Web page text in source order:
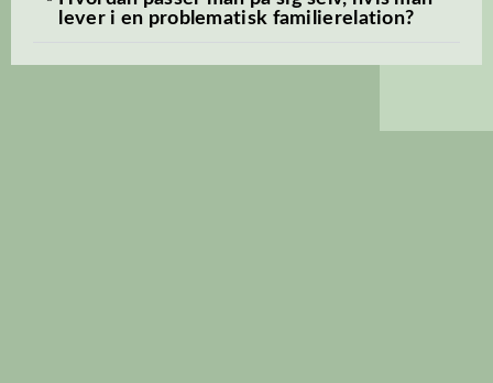
lever i en problematisk familierelation?